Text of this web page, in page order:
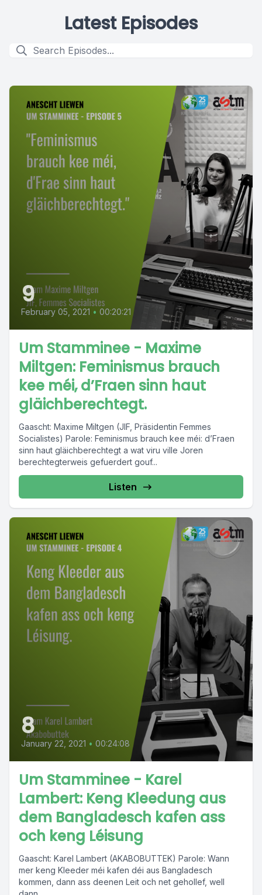
Latest Episodes
9
February 05, 2021 • 00:20:21
Um Stamminee - Maxime
Miltgen: Feminismus brauch
kee méi, d’Fraen sinn haut
gläichberechtegt.
Gaascht: Maxime Miltgen (JIF, Präsidentin Femmes
Socialistes) Parole: Feminismus brauch kee méi: d’Fraen
sinn haut gläichberechtegt a wat viru ville Joren
berechtegterweis gefuerdert gouf...
Listen
8
January 22, 2021 • 00:24:08
Um Stamminee - Karel
Lambert: Keng Kleedung aus
dem Bangladesch kafen ass
och keng Léisung
Gaascht: Karel Lambert (AKABOBUTTEK) Parole: Wann
mer keng Kleeder méi kafen déi aus Bangladesch
kommen, dann ass deenen Leit och net gehollef, well